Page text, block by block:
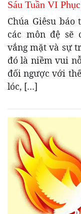
Sáu Tuần VI
Chúa Giêsu
các môn đệ sẽ
vắng mặt và sự
đó là niềm vui
đối ngược với
lóc, […]